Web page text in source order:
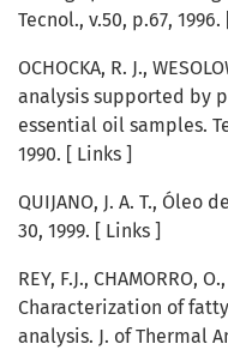
Tecnol., v.50, p.67, 1996.
OCHOCKA, R. J.,
analysis supported by
essential oil samples.
1990. [ Links ]
QUIJANO, J. A. T., Óleo
30, 1999. [ Links ]
REY, F.J., CHAMORRO,
Characterization of
analysis. J. of Thermal